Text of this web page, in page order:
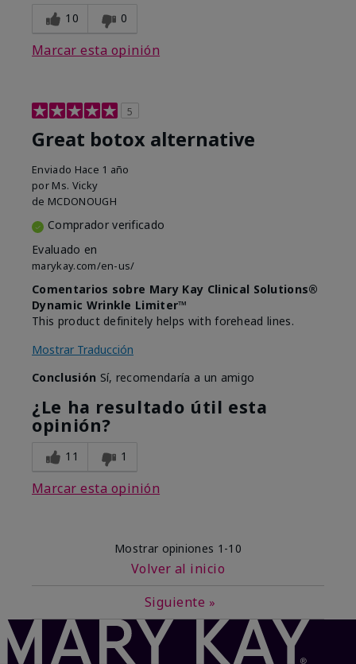
10 0
Marcar esta opinión
5
Great botox alternative
Enviado Hace 1 año
por Ms. Vicky
de MCDONOUGH
Comprador verificado
Evaluado en
marykay.com/en-us/
Comentarios sobre Mary Kay Clinical Solutions®
Dynamic Wrinkle Limiter™
This product definitely helps with forehead lines.
Mostrar Traducción
Conclusión Sí, recomendaría a un amigo
¿Le ha resultado útil esta
opinión?
11 1
Marcar esta opinión
Mostrar opiniones 1-10
Volver al inicio
Siguiente »